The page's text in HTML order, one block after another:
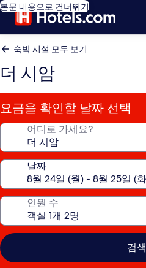
본문 내용으로 건너뛰기
숙박 시설 모두 보기
더 시암
요금을 확인할 날짜 선택
어디로 가세요?
날짜
인원 수
검색